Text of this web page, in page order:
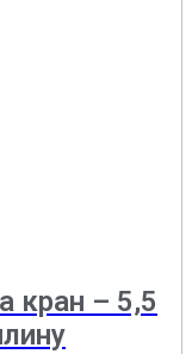
кран – 5,5